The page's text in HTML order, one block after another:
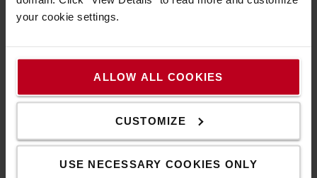
your cookie settings.
ALLOW ALL COOKIES
CUSTOMIZE
USE NECESSARY COOKIES ONLY
Hierfür benutzen wir die Techniken und Methoden,
1 der schlanken Unternehmen gemacht haben. In diesen
Formaten geben wir unser Wissen an Sie als unseren
Kunden weiter, um Ihren zukünftigen Erfolg auf Ihrer
KONTAKTIEREN SIE UNS